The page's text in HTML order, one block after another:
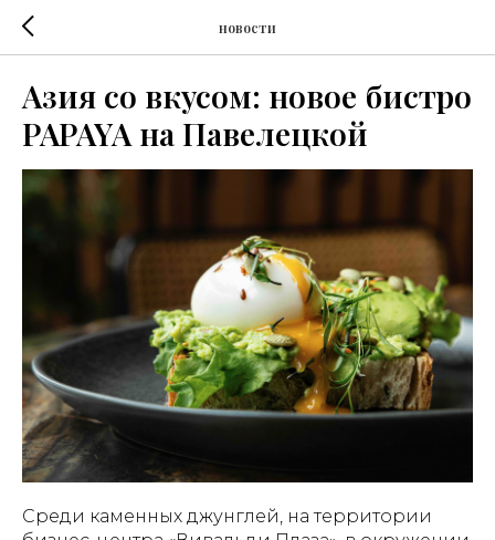
новости
Азия со вкусом: новое бистро
PAPAYA на Павелецкой
Среди каменных джунглей, на территории